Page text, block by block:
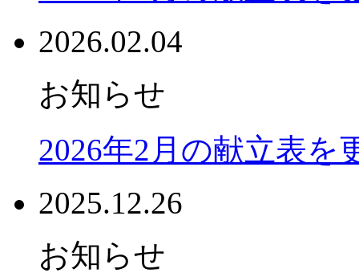
2026.02.04
お知らせ
2026年2月の献立表を
2025.12.26
お知らせ